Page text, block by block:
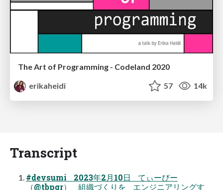
The Art of Programming - Codeland 2020
erikaheidi
57 14k
Transcript
#devsumi 2023年2月10日 てぃーびー
（@tbpgr） 組織づくりを エンジニアリングす